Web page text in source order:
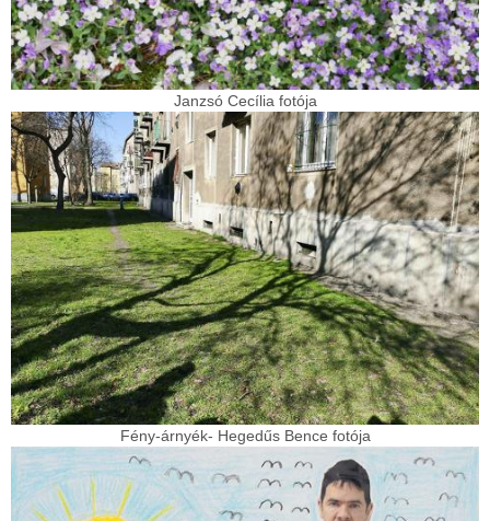
Janzsó Cecília fotója
Fény-árnyék- Hegedűs Bence fotója